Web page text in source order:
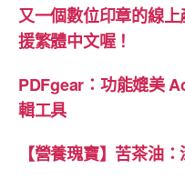
又一個數位印章的線
援繁體中文喔！
PDFgear：功能媲美
輯工具
【營養瑰寶】苦茶油